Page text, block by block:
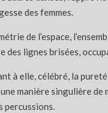
des femmes.
de l’espace,
des lignes brisées,
à elle, célébré, la
manière singulière
percussions.